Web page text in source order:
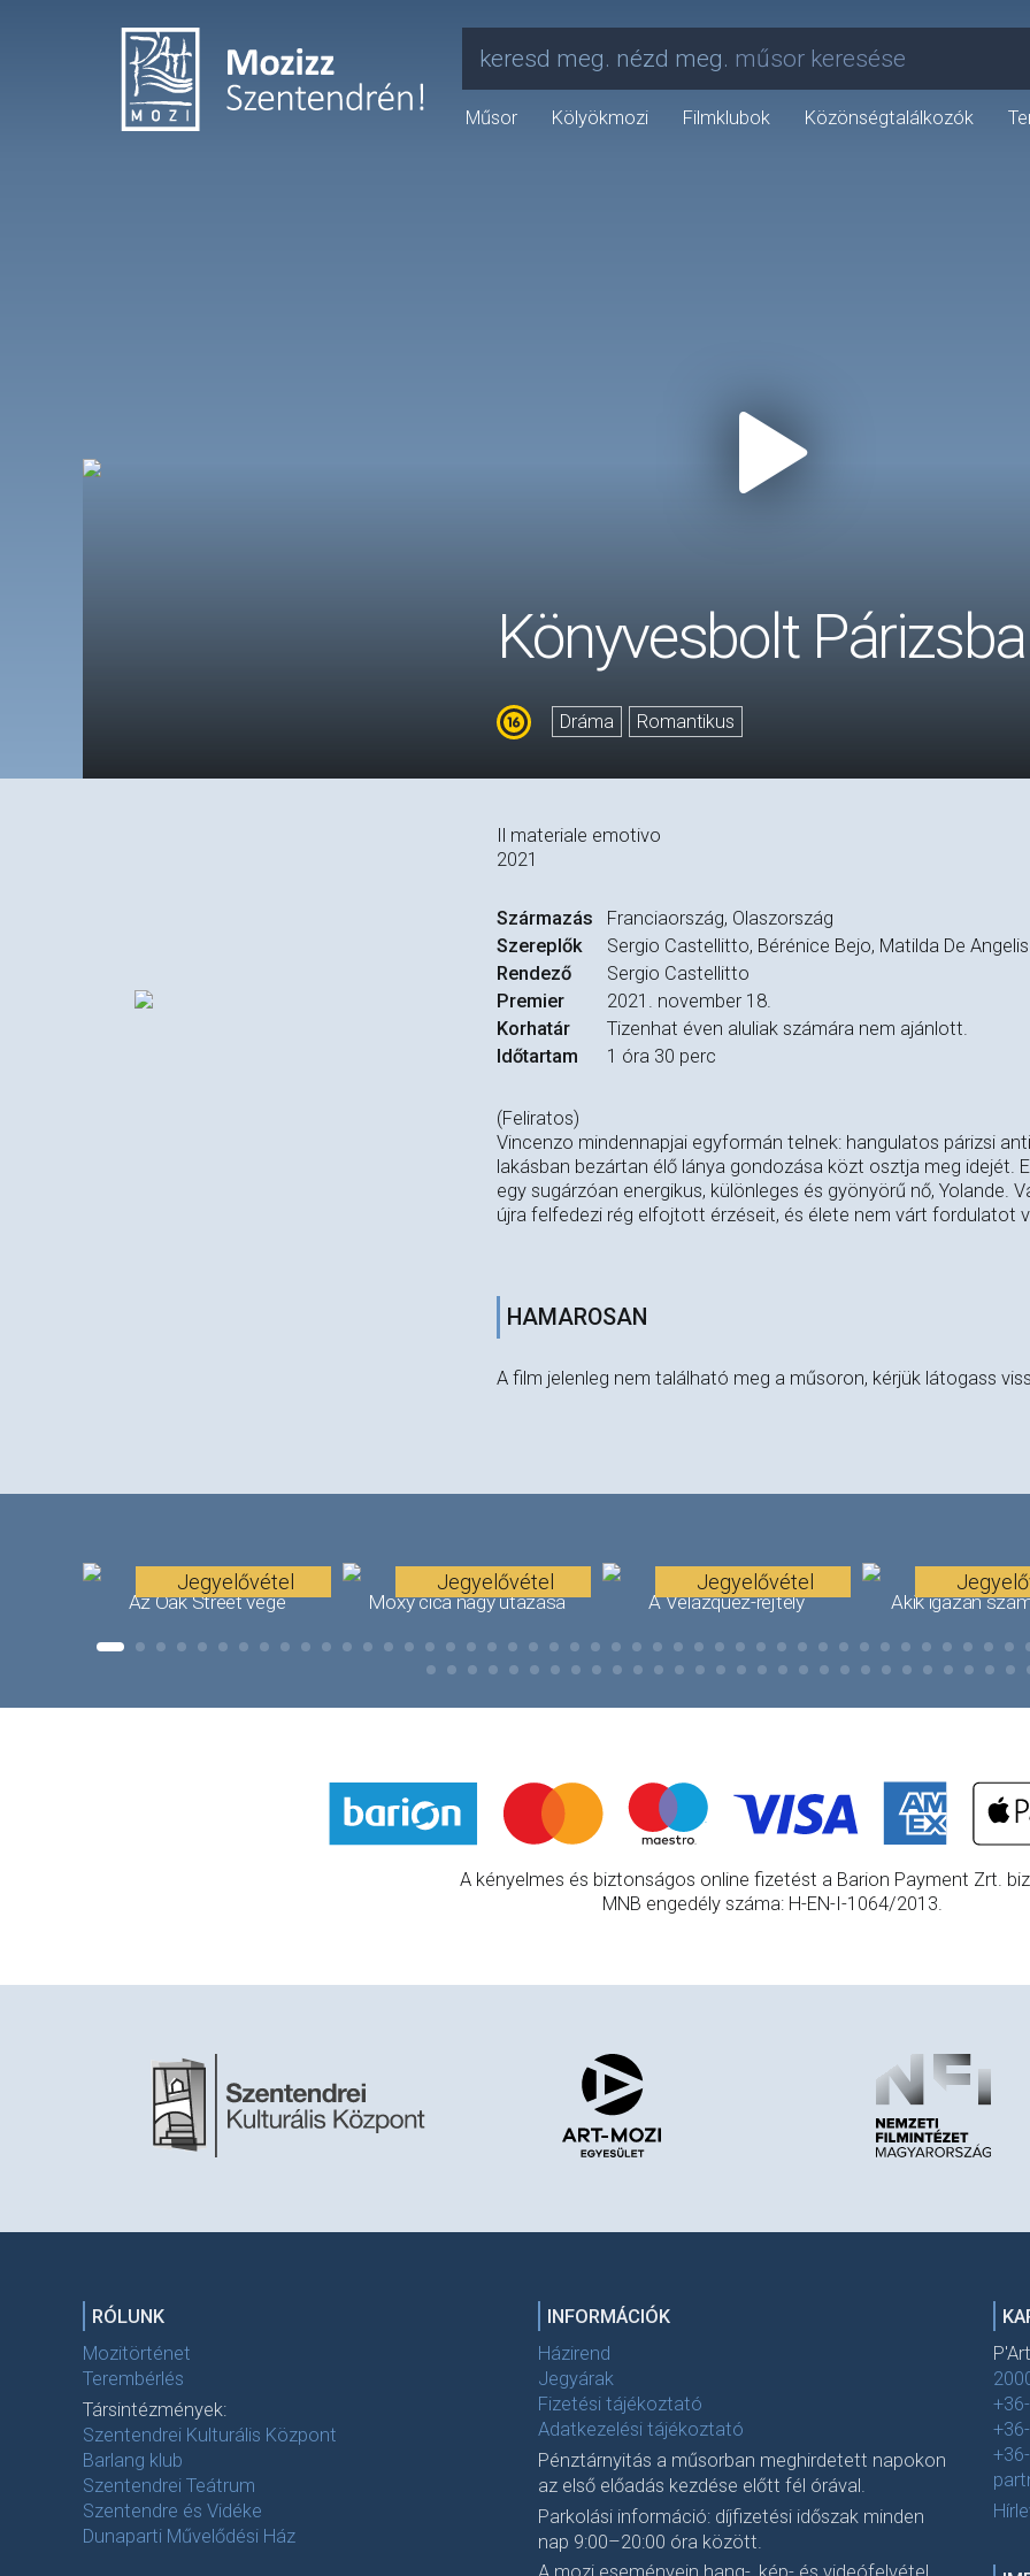
keresd meg. nézd meg. műsor keresése
Műsor Kölyökmozi Filmklubok Közönségtalálkozók
Könyvesbolt
Dráma Romantikus
Il materiale emotivo
2021
Származás
Franciaország, Olaszország
Szereplők
Sergio Castellitto, Bérénice Bejo, Matilda De Angelis
Rendező
Sergio Castellitto
Premier
2021. november 18.
Korhatár
Tizenhat éven aluliak számára nem ajánlott.
Időtartam
1 óra 30 perc
(Feliratos)
Vincenzo mindennapjai egyformán telnek: hangulatos párizsi
lakásban bezártan élő lánya gondozása közt osztja meg idejét.
egy sugárzóan energikus, különleges és gyönyörű nő, Yolande.
újra felfedezi rég elfojtott érzéseit, és élete nem várt fordulatot
HAMAROSAN
A film jelenleg nem található meg a műsoron, kérjük látogass
Az Oak Street vége
Jegyelővétel
Moxy cica nagy utazása
Jegyelővétel
A Velázquez-rejtély
Jegyelővétel
Akik igazán
A kényelmes és biztonságos online fizetést a Barion Payment Zrt.
MNB engedély száma: H-EN-I-1064/2013.
RÓLUNK
Mozitörténet
Terembérlés
Társintézmények:
Szentendrei Kulturális Központ
Barlang klub
Szentendrei Teátrum
Szentendre és Vidéke
Dunaparti Művelődési Ház
INFORMÁCIÓK
Házirend
Jegyárak
Fizetési tájékoztató
Adatkezelési tájékoztató
Pénztárnyitás a műsorban meghirdetett napokon
az első előadás kezdése előtt fél órával.
Parkolási információ: díjfizetési időszak minden
nap 9:00–20:00 óra között.